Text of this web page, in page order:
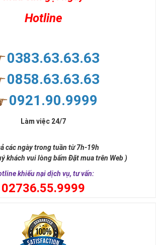
Hotline
0383.63.63.63
0858.63.63.63
0921.90.9999
Làm việc 24/7
các ngày trong tuần từ 7h-19h
khách vui lòng bấm Đặt mua trên Web )
khiếu nại dịch vụ, tư vấn:
02736.55.9999